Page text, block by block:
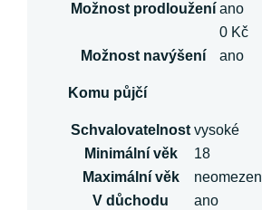
Možnost prodloužení ano
0 Kč
Možnost navýšení
ano
Komu půjčí
Schvalovatelnost vysoké
Minimální věk
18
Maximální věk
neomezen
V důchodu
ano